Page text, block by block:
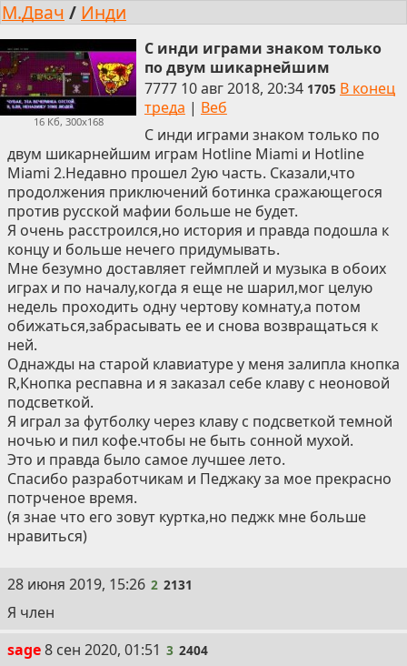
М.Двач / Инди
16 Кб, 300x168
С инди играми знаком только
по двум шикарнейшим
7777 10 авг 2018, 20:34 1705 В конец
треда | Веб
С инди играми знаком только по
двум шикарнейшим играм Hotline Miami и Hotline
Miami 2.Недавно прошел 2ую часть. Сказали,что
продолжения приключений ботинка сражающегося
против русской мафии больше не будет.
Я очень расстроился,но история и правда подошла к
концу и больше нечего придумывать.
Мне безумно доставляет геймплей и музыка в обоих
играх и по началу,когда я еще не шарил,мог целую
недель проходить одну чертову комнату,а потом
обижаться,забрасывать ее и снова возвращаться к
ней.
Однажды на старой клавиатуре у меня залипла кнопка
R,Кнопка респавна и я заказал себе клаву с неоновой
подсветкой.
Я играл за футболку через клаву с подсветкой темной
ночью и пил кофе.чтобы не быть сонной мухой.
Это и правда было самое лучшее лето.
Спасибо разработчикам и Педжаку за мое прекрасно
потрченое время.
(я знае что его зовут куртка,но педжк мне больше
нравиться)
2
28 июня 2019, 15:26 2 2131
Я член
sage3
8 сен 2020, 01:51 3 2404